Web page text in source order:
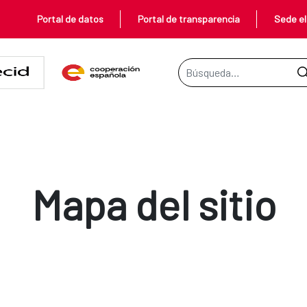
Portal de datos Portal de transparencia Sede
Barra de búsqueda
Mapa del sitio